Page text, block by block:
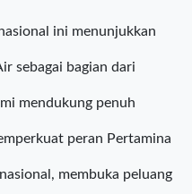
ini menunjukkan
sebagai bagian dari
mendukung penuh
peran Pertamina
membuka peluang